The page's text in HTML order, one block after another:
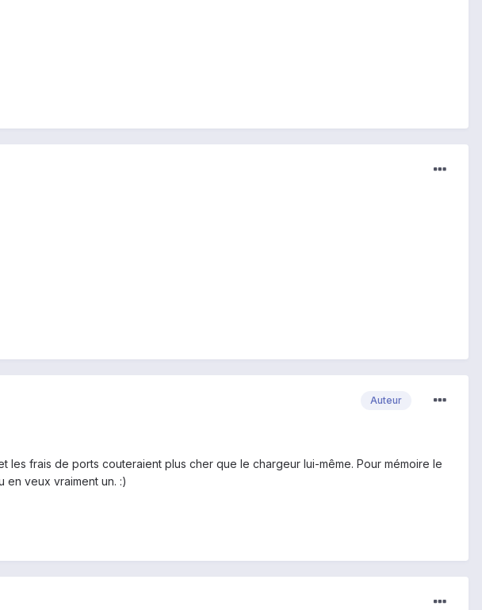
Auteur
frais de ports couteraient plus cher que le chargeur lui-même. Pour mémoire le
veux vraiment un. :)